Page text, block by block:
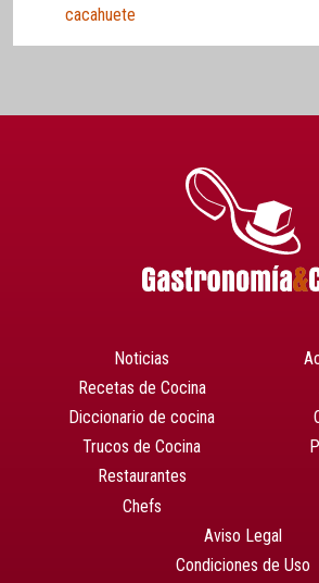
cacahuete
Noticias
Recetas de Cocina
Diccionario de cocina
Trucos de Cocina
Restaurantes
Chefs
Aviso Legal
Condiciones de Uso